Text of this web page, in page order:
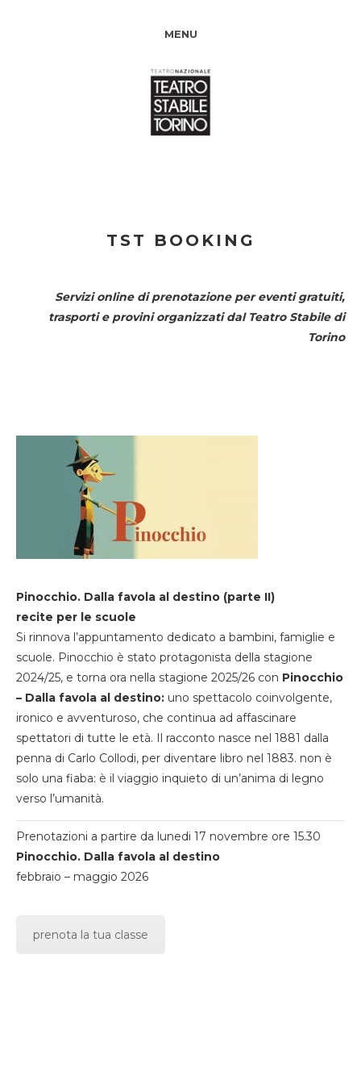
MENU
TST BOOKING
Servizi online di prenotazione per eventi gratuiti,
trasporti e provini organizzati dal Teatro Stabile di
Torino
Pinocchio. Dalla favola al destino (parte II)
recite per le scuole
Si rinnova l’appuntamento dedicato a bambini, famiglie e
scuole. Pinocchio è stato protagonista della stagione
2024/25, e torna ora nella stagione 2025/26 con Pinocchio
– Dalla favola al destino: uno spettacolo coinvolgente,
ironico e avventuroso, che continua ad affascinare
spettatori di tutte le età. Il racconto nasce nel 1881 dalla
penna di Carlo Collodi, per diventare libro nel 1883. non è
solo una fiaba: è il viaggio inquieto di un’anima di legno
verso l’umanità.
Prenotazioni a partire da lunedi 17 novembre ore 15.30
Pinocchio. Dalla favola al destino
febbraio – maggio 2026
prenota la tua classe